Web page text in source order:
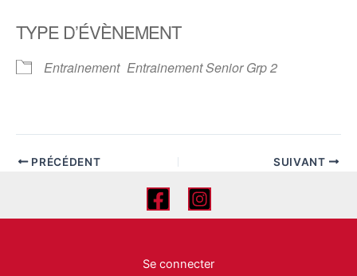
TYPE D’ÉVÈNEMENT
Entrainement Entrainement Senior Grp 2
PRÉCÉDENT SUIVANT
Se connecter